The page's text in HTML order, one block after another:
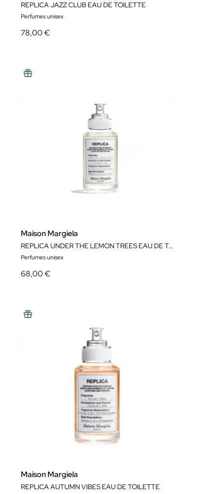
REPLICA JAZZ CLUB EAU DE TOILETTE
Perfumes unisex
78,00 €
Maison Margiela
REPLICA UNDER THE LEMON TREES EAU DE TOILETTE
Perfumes unisex
68,00 €
Maison Margiela
REPLICA AUTUMN VIBES EAU DE TOILETTE